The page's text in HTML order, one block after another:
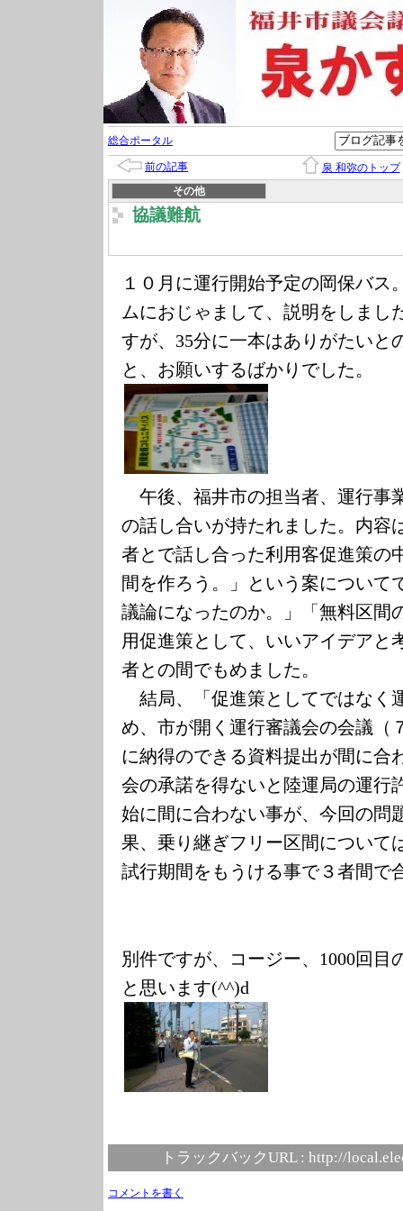
総合ポータル
前の記事
泉 和弥のトップ
その他
協議難航
１０月に運行開始予定の岡保バス
ムにおじゃまして、説明をしまし
すが、 35分に一本はありがたいと
と、お願いするばかりでした。
午後、福井市の担当者、運行事
の話し合いが持たれました。内容
者とで話し合った利用客促進策の
間を作ろう。」という案について
議論になったのか。」「無料区間
用促進策として、いいアイデアと
者との間でもめました。
結局、「促進策としてではなく
め、市が開く運行審議会の会議（
に納得のできる資料提出が間に合
会の承諾を得ないと陸運局の運行
始に間に合わない事が、今回の問
果、乗り継ぎフリー区間について
試行期間をもうける事で３者間で
別件ですが、コージー、 1000回目
と思います(^^)d
トラックバックURL : http://
コメントを書く